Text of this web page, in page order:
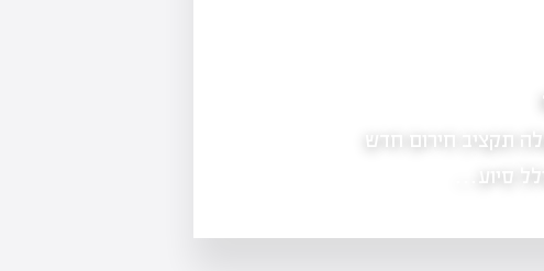
תקציב חירום חדש
סיוע…